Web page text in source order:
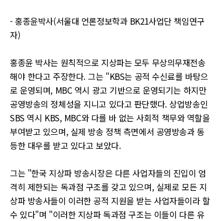
- 홍종윤박사(서울대 언론정보학과 BK21사업단 책임연구
자)
홍종윤 박사는 원칙적으로 지상파는 모두 무상의무재전송
해야 한다고 주장한다. 그는 "KBS는 공적 수신료를 바탕으
로 운영되며, MBC 역시 광고 기반으로 운영되기는 하지만
공영방송의 정체성을 지니고 있다고 판단했다. 상업방송인
SBS 역시 KBS, MBC와 다를 바 없는 사회적 책무와 역할을
부여받고 있으며, 실제 방송 정책 측면에서 공영방송과 동
등한 대우를 받고 있다고 보았다.
그는 "한국 지상파 방송시장은 다른 사업자들의 진입이 엄
격히 제한되는 독과점 구조를 갖고 있으며, 실제로 모든 지
상파 방송사들이 이러한 공적 지원을 받는 사업자들이라 할
수 있다"며 "이러한 지상파 독과점 구조는 이들이 다른 유